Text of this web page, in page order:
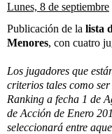
Lunes, 8 de septiembre
Publicación de la lista
Menores, con cuatro
Los jugadores que
criterios tales como
Ranking a fecha 1 de
de Acción de Enero
seleccionará entre